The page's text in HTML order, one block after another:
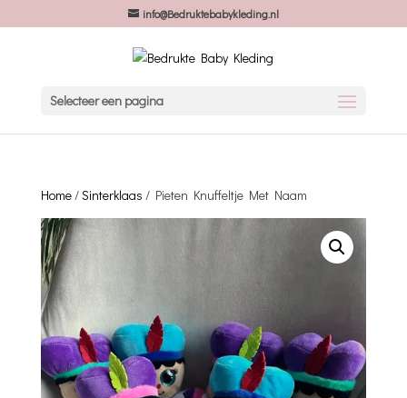
info@Bedruktebabykleding.nl
Selecteer een pagina
Home/Sinterklaas / Pieten Knuffeltje Met Naam